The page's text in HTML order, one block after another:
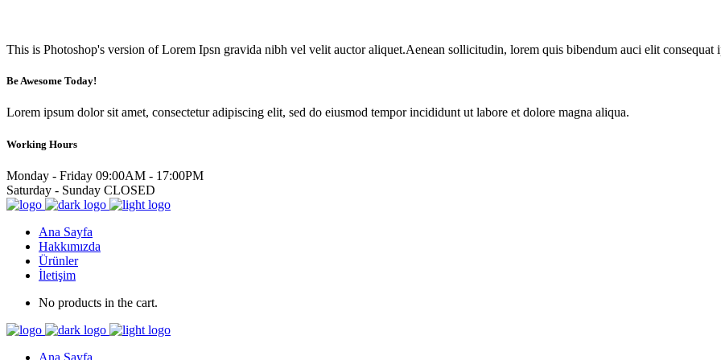
This is Photoshop's version of Lorem Ipsn gravida nibh vel velit auctor aliquet.Aenean sollicitudin, lorem quis bibendum auci elit consequat
Be Awesome Today!
Lorem ipsum dolor sit amet, consectetur adipiscing elit, sed do eiusmod tempor incididunt ut labore et dolore magna aliqua.
Working Hours
Monday - Friday 09:00AM - 17:00PM
Saturday - Sunday CLOSED
Ana Sayfa
Hakkımızda
Ürünler
İletişim
No products in the cart.
Ana Sayfa